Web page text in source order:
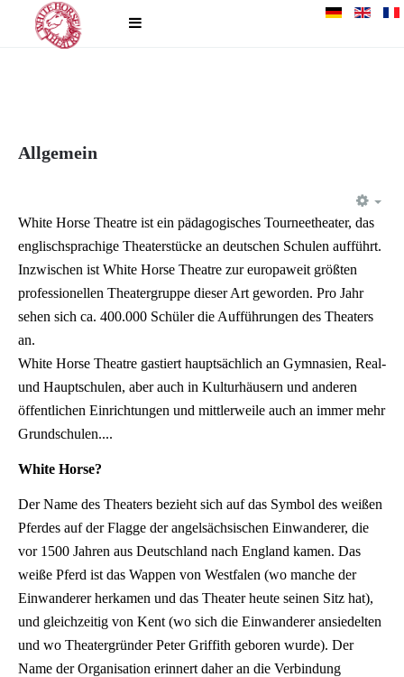
Allgemein
White Horse Theatre ist ein pädagogisches Tourneetheater, das
englischsprachige Theaterstücke an deutschen Schulen aufführt.
Inzwischen ist White Horse Theatre zur europaweit größten
professionellen Theatergruppe dieser Art geworden. Pro Jahr
sehen sich ca. 400.000 Schüler die Aufführungen des Theaters
an.
White Horse Theatre gastiert hauptsächlich an Gymnasien, Real-
und Hauptschulen, aber auch in Kulturhäusern und anderen
öffentlichen Einrichtungen und mittlerweile auch an immer mehr
Grundschulen....
White Horse?
Der Name des Theaters bezieht sich auf das Symbol des weißen
Pferdes auf der Flagge der angelsächsischen Einwanderer, die
vor 1500 Jahren aus Deutschland nach England kamen. Das
weiße Pferd ist das Wappen von Westfalen (wo manche der
Einwanderer herkamen und das Theater heute seinen Sitz hat),
und gleichzeitig von Kent (wo sich die Einwanderer ansiedelten
und wo Theatergründer Peter Griffith geboren wurde). Der
Name der Organisation erinnert daher an die Verbindung